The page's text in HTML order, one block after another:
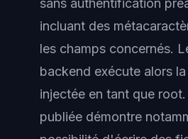
sans authentification
incluant des
les champs concernés.
backend exécute alors
injectée en tant que
publiée démontre